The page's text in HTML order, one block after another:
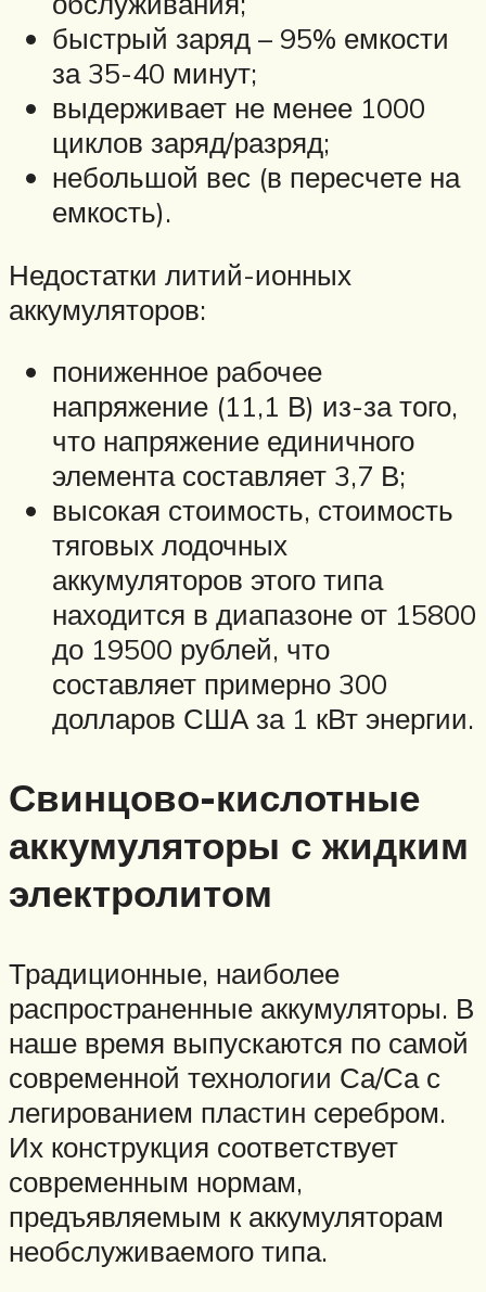
быстрый заряд – 95% емкости
за 35-40 минут;
выдерживает не менее 1000
циклов заряд/разряд;
небольшой вес (в пересчете на
емкость).
Недостатки литий-ионных
аккумуляторов:
пониженное рабочее
напряжение (11,1 В) из-за того,
что напряжение единичного
элемента составляет 3,7 В;
высокая стоимость, стоимость
тяговых лодочных
аккумуляторов этого типа
находится в диапазоне от 15800
до 19500 рублей, что
составляет примерно 300
долларов США за 1 кВт энергии.
Свинцово-кислотные
аккумуляторы с жидким
электролитом
Традиционные, наиболее
распространенные аккумуляторы. В
наше время выпускаются по самой
современной технологии Са/Са с
легированием пластин серебром.
Их конструкция соответствует
современным нормам,
предъявляемым к аккумуляторам
необслуживаемого типа.